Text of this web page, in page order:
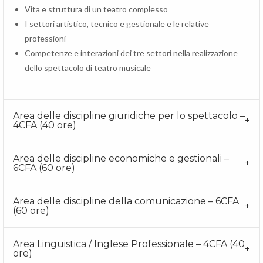
Vita e struttura di un teatro complesso
I settori artistico, tecnico e gestionale e le relative
professioni
Competenze e interazioni dei tre settori nella realizzazione
dello spettacolo di teatro musicale
Area delle discipline giuridiche per lo spettacolo –
4CFA (40 ore)
Area delle discipline economiche e gestionali –
6CFA (60 ore)
Area delle discipline della comunicazione – 6CFA
(60 ore)
Area Linguistica / Inglese Professionale – 4CFA (40
ore)